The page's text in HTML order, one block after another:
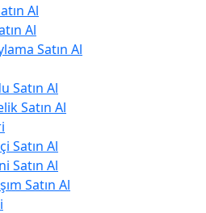
Al
Al
Satın Al
Satın Al
Satın Al
Satın Al
Satın Al
Satın Al